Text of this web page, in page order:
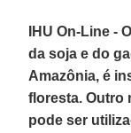
IHU On-Line -
da soja e do
Amazônia, é
floresta. Outro
pode ser